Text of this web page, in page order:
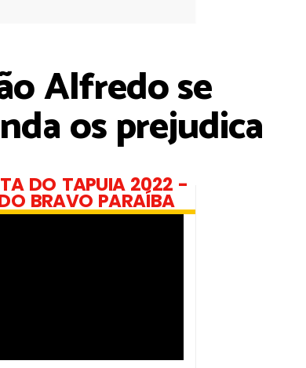
Alfredo se
os prejudica
DO TAPUIA 2022 -
BRAVO PARAÍBA